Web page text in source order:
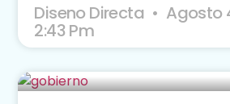
Diseno Directa Agosto
2:43 Pm